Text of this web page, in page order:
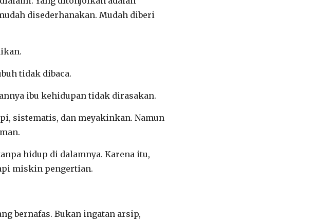
disederhanakan. Mudah diberi
tidak dibaca.
ibu kehidupan tidak dirasakan.
sistematis, dan meyakinkan. Namun
hidup di dalamnya. Karena itu,
miskin pengertian.
bernafas. Bukan ingatan arsip,